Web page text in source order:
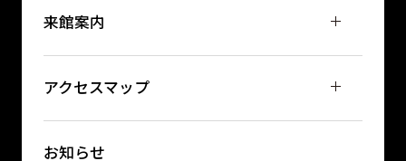
来館案内
アクセスマップ
お知らせ